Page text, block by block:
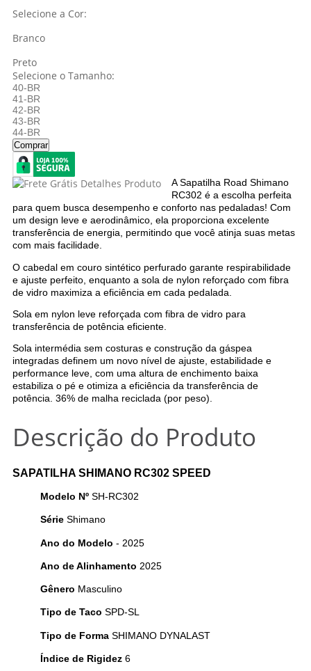
Selecione a Cor:
Branco
Preto
Selecione o Tamanho:
40-BR
41-BR
42-BR
43-BR
44-BR
Comprar
A Sapatilha Road Shimano
RC302 é a escolha perfeita
para quem busca desempenho e conforto nas pedaladas! Com
um design leve e aerodinâmico, ela proporciona excelente
transferência de energia, permitindo que você atinja suas metas
com mais facilidade.
O cabedal em couro sintético perfurado garante respirabilidade
e ajuste perfeito, enquanto a sola de nylon reforçado com fibra
de vidro maximiza a eficiência em cada pedalada.
Sola em nylon leve reforçada com fibra de vidro para
transferência de potência eficiente.
Sola intermédia sem costuras e construção da gáspea
integradas definem um novo nível de ajuste, estabilidade e
performance leve, com uma altura de enchimento baixa
estabiliza o pé e otimiza a eficiência da transferência de
potência. 36% de malha reciclada (por peso).
Descrição do Produto
SAPATILHA SHIMANO RC302 SPEED
Modelo NºSH-RC302
SérieShimano
Ano do Modelo - 2025
Ano de Alinhamento 2025
Gênero Masculino
Tipo de Taco SPD-SL
Tipo de FormaSHIMANO DYNALAST
Índice de Rigidez6